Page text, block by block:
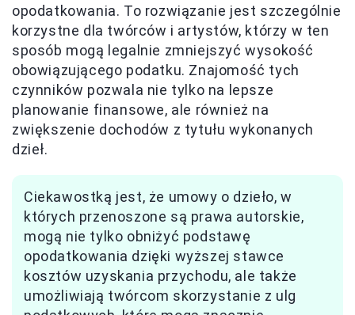
opodatkowania. To rozwiązanie jest szczególnie
korzystne dla twórców i artystów, którzy w ten
sposób mogą legalnie zmniejszyć wysokość
obowiązującego podatku. Znajomość tych
czynników pozwala nie tylko na lepsze
planowanie finansowe, ale również na
zwiększenie dochodów z tytułu wykonanych
dzieł.
Ciekawostką jest, że umowy o dzieło, w
których przenoszone są prawa autorskie,
mogą nie tylko obniżyć podstawę
opodatkowania dzięki wyższej stawce
kosztów uzyskania przychodu, ale także
umożliwiają twórcom skorzystanie z ulg